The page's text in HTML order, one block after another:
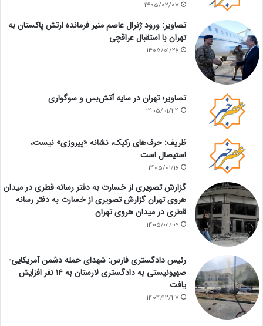
1405/02/07
تصاویر: ورود ژنرال عاصم منیر فرمانده ارتش پاکستان به
تهران با استقبال عراقچی
1405/01/26
تصاویر؛ تهران در سایه آتش‌بس و سوگواری
1405/01/24
ظریف: حرف‌های رکیک، نشانه «پیروزی» نیست،
استیصال است
1405/01/16
گزارش تصویری از خسارت به دفتر رسانه قطری در میدان
هروی تهران گزارش تصویری از خسارت به دفتر رسانه
قطری در میدان هروی تهران
1405/01/09
رئیس دادگستری فارس: شهدای حمله دشمن آمریکایی-
صهیونیستی به دادگستری لارستان به ۱۴ نفر افزایش
یافت
1404/12/27